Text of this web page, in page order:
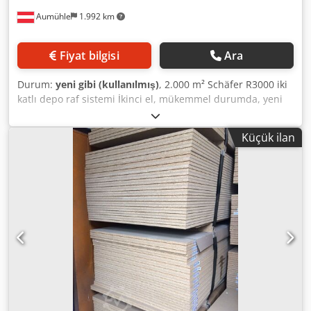
kendi EKİBİMİZLE teslim ediyoruz ve monte ediyoruz! CAD
Alnerf 🏭 EN İYİ MARKALAR, İKİNCİ EL VE İFLAS/TASFİYE: •
SSI Schäfer (Schäfer Depo Teknolojisi, R 3000, PR 600, PR
Rafı) • Wezsuisse Euronorm, Bito RK 4209, Schäfer EK 113,
Schäfer RK 521, Schäfer LF 533, Familog SP 6428, R-KLT
4315, RL-KLT 6147, Schäfer KLT 3214, UTZ SILAFIX 3Z, EF
3120, EF 6420 • Konsol rafı (Elvedi Konsol Rafı, Schäfer,
Ohra) • Stow, Meta, Bito, Galler, Nedcon, Voest (Vöst), SLP,
Palflex, Ramada, Bauer, Ohrner 🔨 İKİNCİ İŞ ALANIMIZ:
ÇEVRİMİÇİ AÇIK ARTIRMALAR VE TASFİYE Sökme ve
temizleme işlerinde, gerçek bir, her şeyi kapsayan hizmet
paketi sunuyoruz: 1. Toplu satın alma: Ticari malların,
ekipmanların ve tüm depo stoklarının satın alınması,
temizleme dahil. 2. Komisyonlu açık artırma: İstem üzerine
açık artırmaların yürütülmesi. Kendi çalışanlarımızla
sunulan tam hizmet: Kataloglama, ofis düzenlemesi,
inceleme, ürün teslimi, lojistik, sökme ve temizleme. İster
ağır yük raflarımız aracılığıyla bize ulaştınız, ister galvanizli
Aumühle 1.992 km
Fiyat bilgisi Ara
Durum: yeni gibi (kullanılmış), 2.000 m² Schäfer R3000 iki
katlı depo raf sistemi İkinci el, mükemmel durumda, yeni
gibi, fotoğraflara bakın. Üretici: SCHÄFER R3000 CAD
planlama ve montaj Fiyat talep üzerine! Parçalı satış
mümkündür. Pazarlık edilebilir fiyat: talep üzerine! Ürün
stokta ve hızlı bir şekilde teslim edilebilir. Nakliye ve
montaj talep üzerine sağlanabilir. İnceleme randevu ile
her zaman mümkündür. Daha fazla bilgi talep üzerine
sağlanır. Sürekli olarak 5000 metreden fazla palet rafı,
çeşitli üreticilerden stokta bulunmaktadır. (Teknik
verilerdeki, bilgilerdeki ve fiyatlardaki değişiklikler ve
hatalar saklıdır! Ayrıca ara satış da yapılabilir! Genel
hüküm ve koşullarımıza bakın, tüm fiyatlar KDV hariç,
stoktan teslimdir) Lenox Trading – En iyi depo teknolojisi ve
ağır yük rafı, ikinci el ve yeni Açıklama metni: Yüksek
kaliteli depo rafları satın almak mı istiyorsunuz? Lenox
Küçük ilan